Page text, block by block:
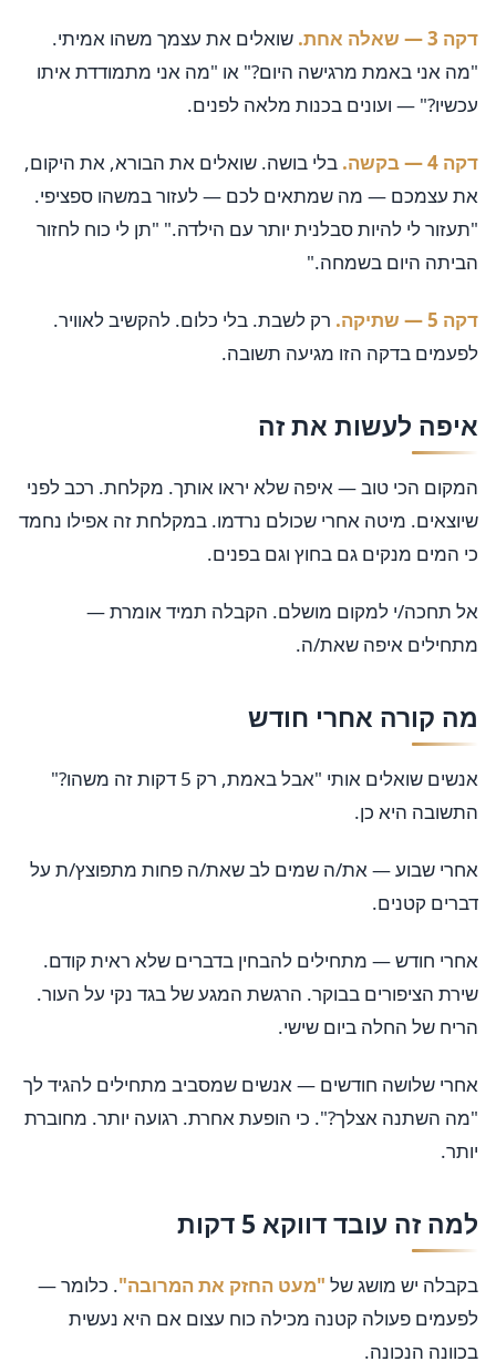
דקה 3 — שאלה אחת.
שואלים את עצמך משהו אמיתי.
"מה אני באמת מרגישה היום?" או "מה אני מתמודדת איתו
עכשיו?" — ועונים בכנות מלאה לפנים.
דקה 4 — בקשה.
בלי בושה. שואלים את הבורא, את היקום,
את עצמכם — מה שמתאים לכם — לעזור במשהו ספציפי.
"תעזור לי להיות סבלנית יותר עם הילדה." "תן לי כוח לחזור
הביתה היום בשמחה."
דקה 5 — שתיקה.
רק לשבת. בלי כלום. להקשיב לאוויר.
לפעמים בדקה הזו מגיעה תשובה.
איפה לעשות את זה
המקום הכי טוב — איפה שלא יראו אותך. מקלחת. רכב לפני
שיוצאים. מיטה אחרי שכולם נרדמו. במקלחת זה אפילו נחמד
כי המים מנקים גם בחוץ וגם בפנים.
אל תחכה/י למקום מושלם. הקבלה תמיד אומרת —
מתחילים איפה שאת/ה.
מה קורה אחרי חודש
אנשים שואלים אותי "אבל באמת, רק 5 דקות זה משהו?"
התשובה היא כן.
אחרי שבוע — את/ה שמים לב שאת/ה פחות מתפוצץ/ת על
דברים קטנים.
אחרי חודש — מתחילים להבחין בדברים שלא ראית קודם.
שירת הציפורים בבוקר. הרגשת המגע של בגד נקי על העור.
הריח של החלה ביום שישי.
אחרי שלושה חודשים — אנשים שמסביב מתחילים להגיד לך
"מה השתנה אצלך?". כי הופעת אחרת. רגועה יותר. מחוברת
יותר.
למה זה עובד דווקא 5 דקות
בקבלה יש מושג של "מעט החזק את המרובה". כלומר —
לפעמים פעולה קטנה מכילה כוח עצום אם היא נעשית
בכוונה הנכונה.